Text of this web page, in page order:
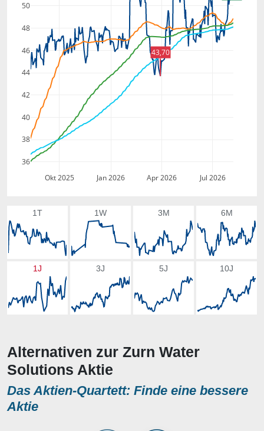
Okt 2025 Jan 2026 Apr 2026 Jul 2026
36
38
40
42
44
46
48
50
43,70
1T 1W 3M 6M
1J 3J 5J 10J
Alternativen zur Zurn Water
Solutions Aktie
Das Aktien-Quartett: Finde eine bessere
Aktie